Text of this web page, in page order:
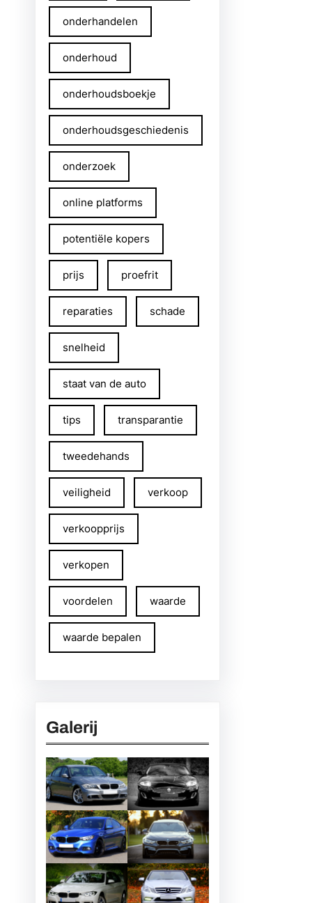
onderhandelen
onderhoud
onderhoudsboekje
onderhoudsgeschiedenis
onderzoek
online platforms
potentiële kopers
prijs proefrit
reparaties schade
snelheid
staat van de auto
tips transparantie
tweedehands
veiligheid verkoop
verkoopprijs
verkopen
voordelen waarde
waarde bepalen
Galerij